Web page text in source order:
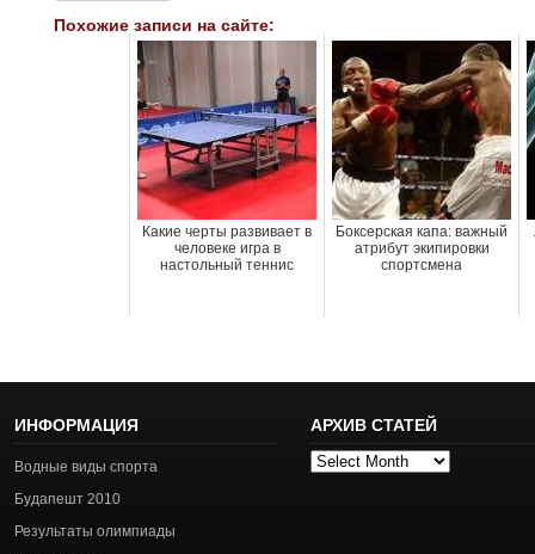
Похожие записи на сайте:
Какие черты развивает в
человеке игра в
настольный теннис
Боксерская капа: важный
атрибут экипировки
спортсмена
ИНФОРМАЦИЯ
Водные виды спорта
Будапешт 2010
Результаты олимпиады
АРХИВ СТАТЕЙ
Архив